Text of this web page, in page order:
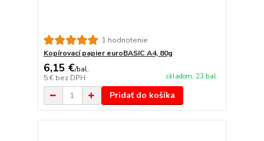
1 hodnotenie
Kopírovací papier euroBASIC A4, 80g
6,15 €/bal.
5 € bez DPH skladom, 23 bal.
Pridať do košíka